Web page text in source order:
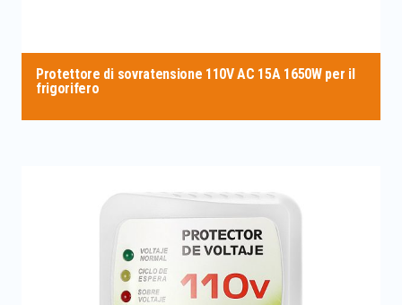
Protettore di sovratensione 110V AC 15A 1650W per il
frigorifero